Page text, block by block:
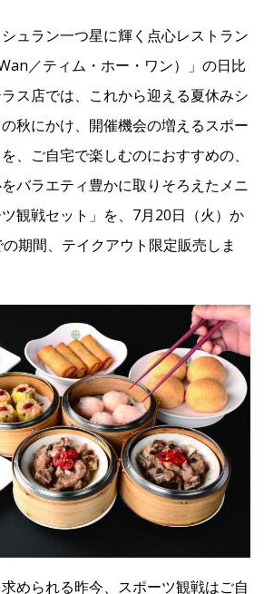
Franchise
Recruit
Contact
Facebook
JP EN
ュラン一つ星に輝く点心レストラン
／ティム・ホー・ワン）」の日比
ス店では、これから迎える夏休みシ
秋にかけ、開催機会の増えるスポー
、ご自宅で楽しむのにおすすめの、
をバラエティ豊かに取りそろえたメニ
観戦セット」を、7月20日（火）か
期間、テイクアウト限定販売しま
められる昨今、スポーツ観戦はご自